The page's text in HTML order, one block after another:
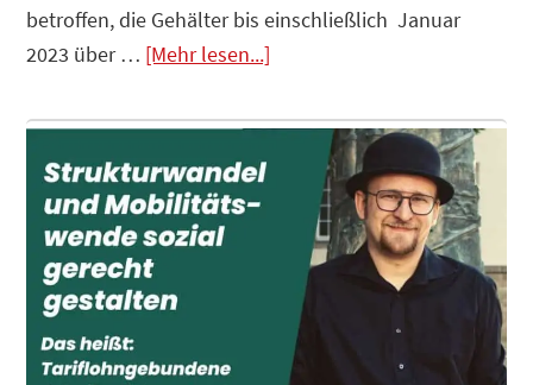
betroffen, die Gehälter bis einschließlich Januar
2023 über … [Mehr lesen...]
Plugin
Krankenhäuser
insolvent
Staat
die